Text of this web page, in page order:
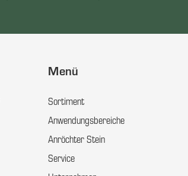
Menü
Sortiment
Anwendungsbereiche
Anröchter Stein
Service